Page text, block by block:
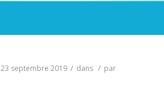
23 septembre 2019 / dans / par